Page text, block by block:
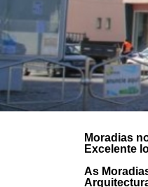
Moradias
Excelente
As